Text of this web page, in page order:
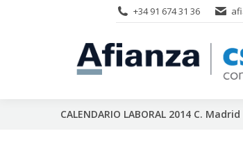
+34 91 674 31 36
CALENDARIO LABORAL 2014 C. Madrid